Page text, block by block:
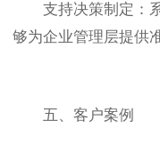
支持决策制定：系
够为企业管理层提供
五、客户案例